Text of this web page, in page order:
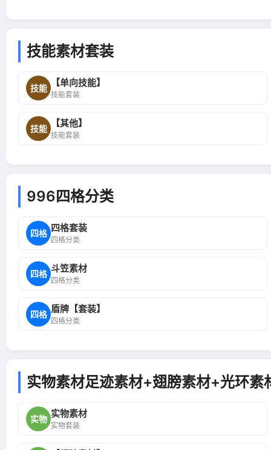
技能素材套装
技能 【单向技能】
技能套装
技能 【其他】
技能套装
996四格分类
四格 四格套装
四格分类
四格 斗笠素材
四格分类
四格 盾牌【套装】
四格分类
实物素材足迹素材+翅膀素材+光环
实物 实物素材
实物套装